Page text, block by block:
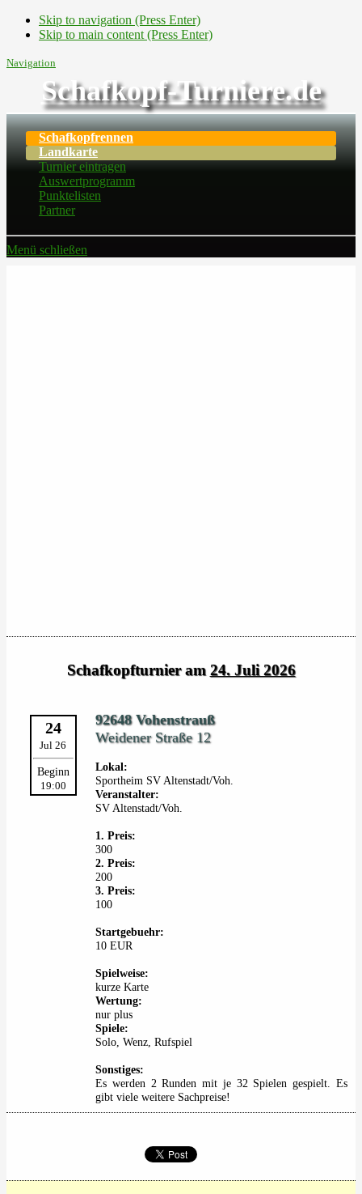
Skip to navigation (Press Enter)
Skip to main content (Press Enter)
Navigation
Schafkopf-Turniere.de
Schafkopfrennen
Landkarte
Turnier eintragen
Auswertprogramm
Punktelisten
Partner
Menü schließen
Schafkopfturnier am 24. Juli 2026
24
Jul 26
Beginn
19:00
92648 Vohenstrauß
Weidener Straße 12
Lokal:
Sportheim SV Altenstadt/Voh.
Veranstalter:
SV Altenstadt/Voh.
1. Preis:
300
2. Preis:
200
3. Preis:
100
Startgebuehr:
10 EUR
Spielweise:
kurze Karte
Wertung:
nur plus
Spiele:
Solo, Wenz, Rufspiel
Sonstiges:
Es werden 2 Runden mit je 32 Spielen gespielt. Es
gibt viele weitere Sachpreise!